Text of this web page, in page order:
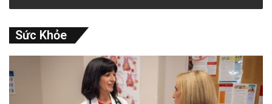
Sức Khỏe